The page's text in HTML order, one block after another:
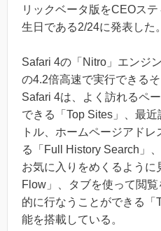
リックベータ版をCEOス
生日である2/24に発表した。
Safari 4の「Nitro」エンジ
の4.2倍高速で実行できるそ
Safari 4は、よく訪れるペ
できる「Top Sites」、最
トル、ホームページアド
る「Full History Search」
お気に入りをめくるよう
Flow」、タブを使って閲
的に行なうことができる「
能を搭載している。